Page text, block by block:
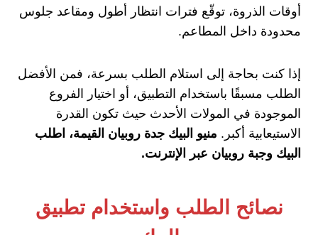
أوقات الذروة، توقّع فترات انتظار أطول ومقاعد جلوس
محدودة داخل المطاعم.
إذا كنت بحاجة إلى استلام الطلب بسرعة، فمن الأفضل
الطلب مسبقًا باستخدام التطبيق، أو اختيار الفروع
الموجودة في المولات الأحدث حيث تكون القدرة
الاستيعابية أكبر. منيو البيك جدة روبيان القيمة، اطلب
البيك وجبة روبيان عبر الإنترنت.
نصائح الطلب واستخدام تطبيق